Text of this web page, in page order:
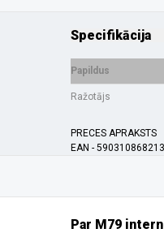
Specifikācija
Papildus
Ražotājs
PRECES APRAKSTS
EAN -
Par M79